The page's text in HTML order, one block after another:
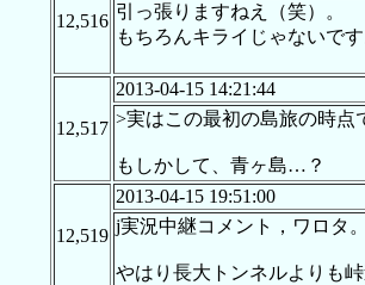
12,516 引っ張りますねえ（笑）。
もちろんキライじゃないです
12,517
2013-04-15 14:21:44
>実はこの最初の島旅の時点
もしかして、青ヶ島…？
12,519
2013-04-15 19:51:00
j実況中継コメント，ワロタ。
やはり長大トンネルよりも